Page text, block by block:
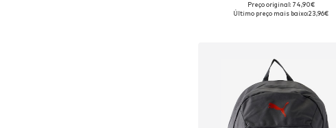
Tamanhos disponíveis: One Size
Preço original: 74,90€
Último preço mais baixo:23,96€